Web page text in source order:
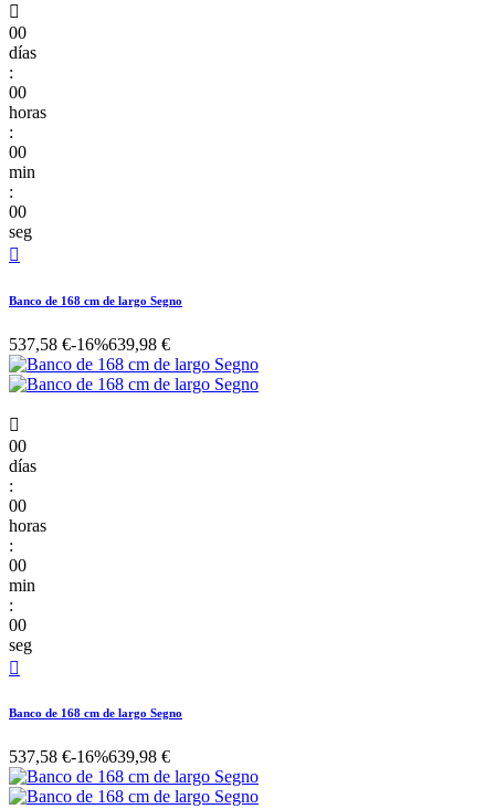

00
días
:
00
horas
:
00
min
:
00
seg

Banco de 168 cm de largo Segno
537,58 €-16%639,98 €

00
días
:
00
horas
:
00
min
:
00
seg

Banco de 168 cm de largo Segno
537,58 €-16%639,98 €